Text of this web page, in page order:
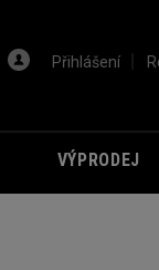
Přihlášení
VÝPRODEJ